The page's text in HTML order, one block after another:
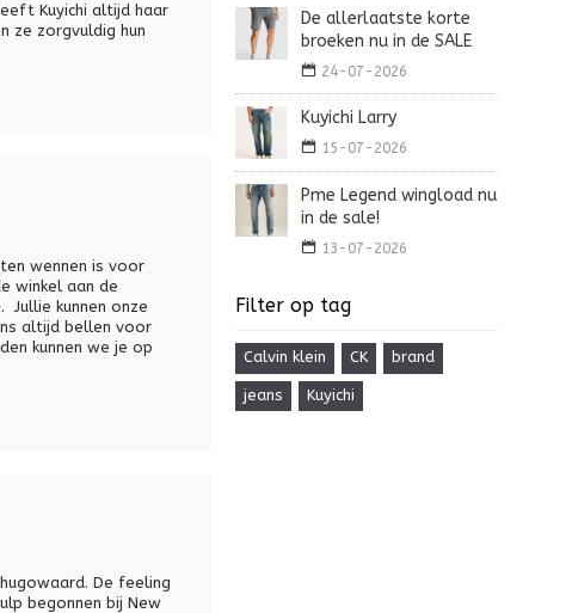
De allerlaatste korte
broeken nu in de SALE
24-07-2026
Kuyichi Larry
15-07-2026
Pme Legend wingload nu
in de sale!
13-07-2026
Filter op tag
Calvin klein CK brand
jeans Kuyichi
Kuyichi altijd haar
ze zorgvuldig hun
wennen is voor
winkel aan de
kunnen onze
altijd bellen voor
kunnen we je op
De feeling
begonnen bij New